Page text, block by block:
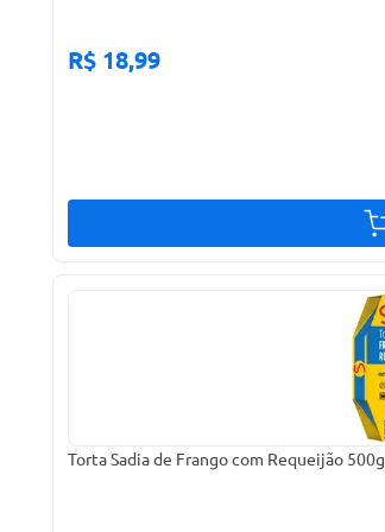
R$ 18,99
Torta Sadia de Frango com Requeijão 500g